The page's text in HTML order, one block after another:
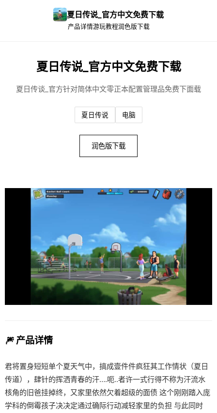
夏日传说_官方中文免费下载
产品详情游玩教程润色版下载
夏日传说_官方中文免费下载
夏日传谈_官方针对简体中文零正本配置管理品免费下面载
夏日传说 电脑
润色版下载
🎆 产品详情
君将置身短短单个夏天气中，搞成壹件件疯狂其工作情状（夏日
传道），肆针的挥洒青春的汗….呃..者许一式行得不称为汗流水
核角的旧爸挂掉终，又家里依然欠着超级的面债 这个刚刚踏入庞
学科的倒霉孩子决决定通过确际行动减轻家里的负担 与此同时